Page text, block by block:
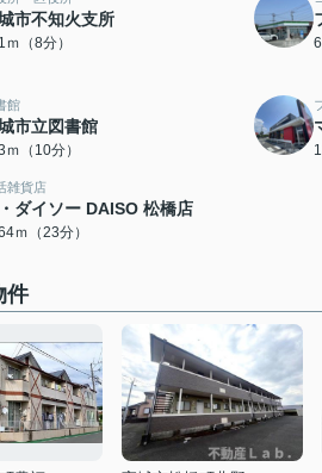
市不知火支所
ｍ（8分）
館
市立図書館
ｍ（10分）
雑貨店
ダイソー DAISO 松橋店
ｍ（23分）
件